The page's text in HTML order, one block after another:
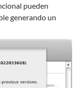
pueden
generando un